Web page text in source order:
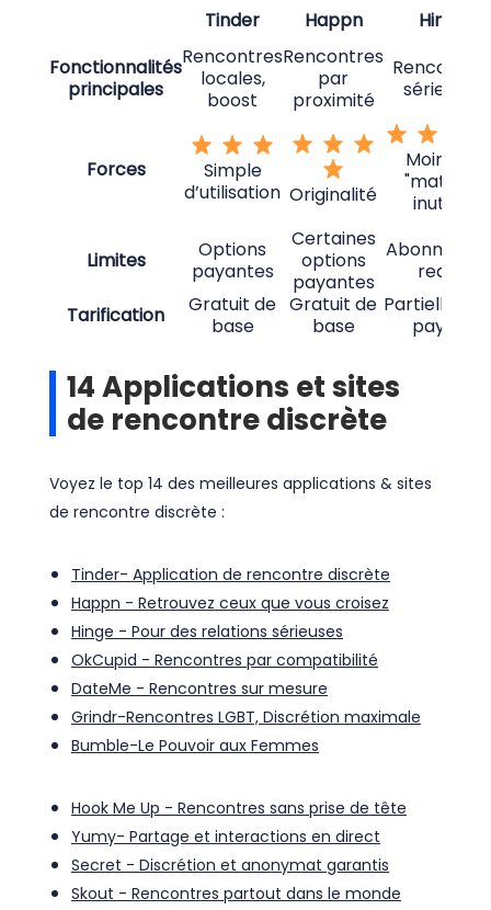
Tinder Happn
Hinge
Fonctionnalités
principales
Rencontres
locales,
boost
Rencontres
par
proximité
sérieuses
Forces
Simple
d’utilisation Originalité
Moins de
"matchs"
inutiles
Limites
Options
payantes
Certaines
options
payantes
requis
Tarification
Gratuit de
base
Gratuit de
base
payant
14 Applications et sites
de rencontre discrète
Voyez le top 14 des meilleures applications & sites
de rencontre discrète :
Tinder- Application de rencontre discrète
Happn - Retrouvez ceux que vous croisez
Hinge - Pour des relations sérieuses
OkCupid - Rencontres par compatibilité
DateMe - Rencontres sur mesure
Grindr-Rencontres LGBT, Discrétion maximale
Bumble-Le Pouvoir aux Femmes
Hook Me Up - Rencontres sans prise de tête
Yumy- Partage et interactions en direct
Secret - Discrétion et anonymat garantis
Skout - Rencontres partout dans le monde